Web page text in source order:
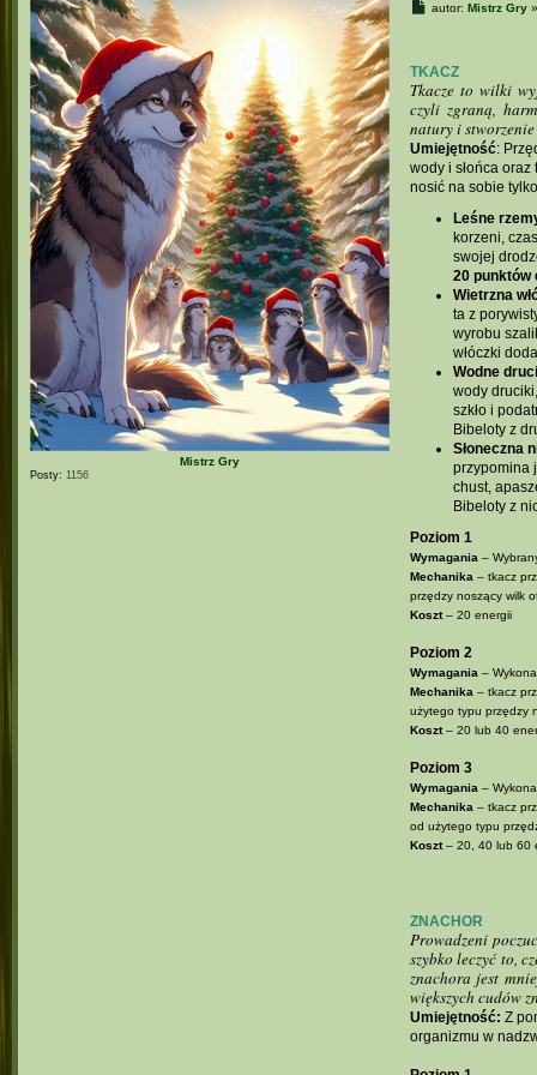
Mistrz Gry
Posty: 1156
Pautor:Mistrz Gry
TKACZ
Tkacze to wilki
czyli zgraną,
natury i
Umiejętność:
wody i słońca
nosić na sobie
Leśne
korzeni,
swojej
20 punktów
Wietrzna
ta z
wyrobu
włóczki
Wodne
wody
szkło i
Bibeloty z
Słoneczna
przypomina
chust,
Bibeloty z
Poziom 1
Wymagania–
Mechanika– tkacz
przędzy noszący wilk
Koszt– 20 energii
Poziom 2
Wymagania–
Mechanika– tkacz
użytego typu przędzy
Koszt– 20 lub 40
Poziom 3
Wymagania–
Mechanika– tkacz
od użytego typu
Koszt– 20, 40 lub 60
ZNACHOR
Prowadzeni
szybko leczyć to,
znachora jest
większych cudów
Umiejętność: Z
organizmu w